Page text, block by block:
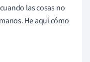
las cosas no
He aquí cómo